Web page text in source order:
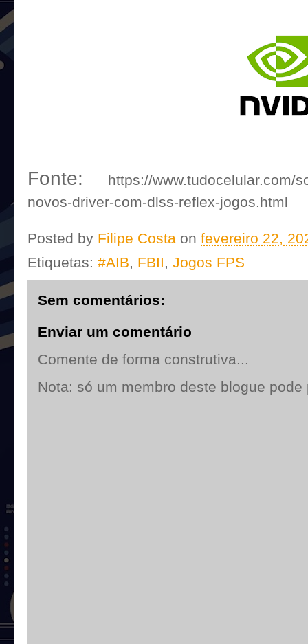
Fonte:
https://www.tudocelular.com/
novos-driver-com-dlss-reflex-jogos.html
Posted by Filipe Costa on fevereiro 22,
Etiquetas: #AIB FBII Jogos FPS
Sem comentários:
Enviar um comentário
Comente de forma construtiva...
Nota: só um membro deste blogue